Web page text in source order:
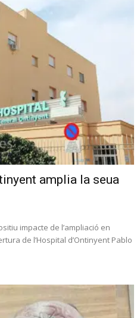
amplia la seua
impacte de l’ampliació en
de l’Hospital d’Ontinyent Pablo